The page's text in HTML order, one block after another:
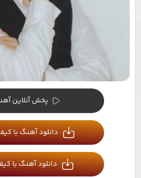
پخش آنلاین
دانلود آهنگ با
دانلود آهنگ با